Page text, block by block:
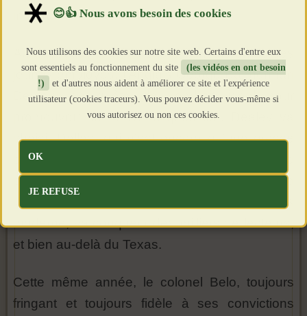
importante du Texas.
Au début des années 1880, il envoie un de ses
jeunes employés, l'Anglais George Bannerman
Dealey, en quête de l'endroit idéal pour
promouvoir un nouveau quotidien. Dealey va
choisir Dallas, qui n'est encore qu'une grosse
bourgade, mais qui est parfaitement desservie
par le chemin de fer. En 1885, le colonel Belo
moderne, va conquérir des milliers de lecteurs,
et bien au-delà du Texas.
Cette même année, le colonel Belo, toujours
fringant et toujours fidèle à ses convictions
Nous utilisons des cookies sur notre site web. Certains d'entre eux
sont essentiels au fonctionnement du site
(les vidéos en ont besoin
!)
et d'autres nous aident à améliorer ce site et l'expérience
utilisateur (cookies traceurs). Vous pouvez décider vous-même si
vous autorisez ou non ces cookies.
OK
JE REFUSE